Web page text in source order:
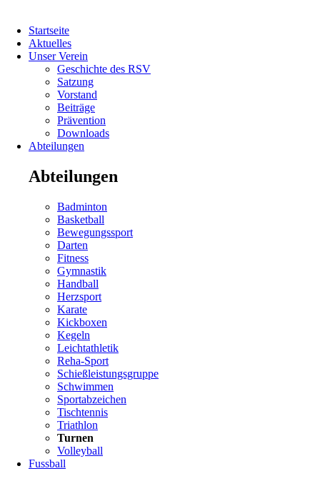
überspringen
Startseite
Aktuelles
Unser Verein
Geschichte des RSV
Satzung
Vorstand
Beiträge
Prävention
Downloads
Abteilungen
Abteilungen
Navigation
überspringen
Badminton
Basketball
Bewegungssport
Darten
Fitness
Gymnastik
Handball
Herzsport
Navigation
überspringen
Karate
Kickboxen
Kegeln
Leichtathletik
Reha-Sport
Schießleistungsgruppe
Schwimmen
Navigation
überspringen
Sportabzeichen
Tischtennis
Triathlon
Turnen
Volleyball
Fussball